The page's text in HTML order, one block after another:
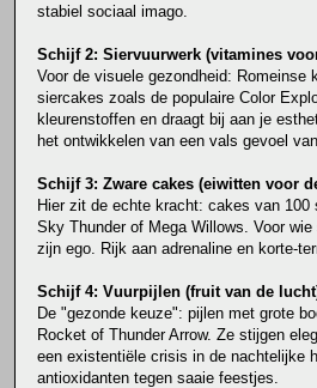
stabiel sociaal imago.
Schijf 2: Siervuurwerk (vitamines
Voor de visuele gezondheid: Romeinse
siercakes zoals de populaire Color
kleurenstoffen en draagt bij aan je
het ontwikkelen van een vals gevoel
Schijf 3: Zware cakes (eiwitten voor
Hier zit de echte kracht: cakes van 100
Sky Thunder of Mega Willows. Voor
zijn ego. Rijk aan adrenaline en korte-
Schijf 4: Vuurpijlen (fruit van de
De "gezonde keuze": pijlen met grote
Rocket of Thunder Arrow. Ze stijgen
een existentiële crisis in de nachtelijke
antioxidanten tegen saaie feestjes.